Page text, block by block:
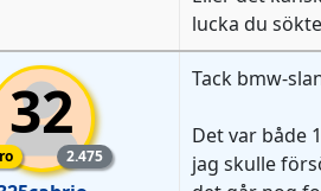
lucka du
32
Pro-medlem
2.475
Tack bmw-
Det var både
jag skulle